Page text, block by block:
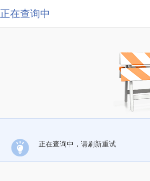
正在查询中
正在查询中，请刷新重试